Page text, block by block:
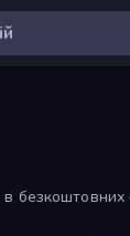
безкоштовних